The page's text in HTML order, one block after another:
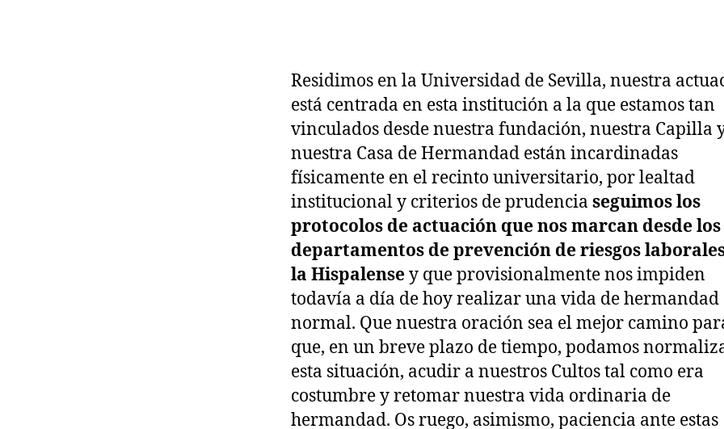
Residimos en la Universidad de Sevilla, nuestra
está centrada en esta institución a la que estamos tan
vinculados desde nuestra fundación, nuestra Capilla
nuestra Casa de Hermandad están incardinadas
físicamente en el recinto universitario, por lealtad
institucional y criterios de prudencia seguimos los
protocolos de actuación que nos marcan desde los
departamentos de prevención de riesgos
la Hispalensey que provisionalmente nos impiden
todavía a día de hoy realizar una vida de hermandad
normal. Que nuestra oración sea el mejor camino
que, en un breve plazo de tiempo, podamos
esta situación, acudir a nuestros Cultos tal como era
costumbre y retomar nuestra vida ordinaria de
hermandad. Os ruego, asimismo, paciencia ante estas